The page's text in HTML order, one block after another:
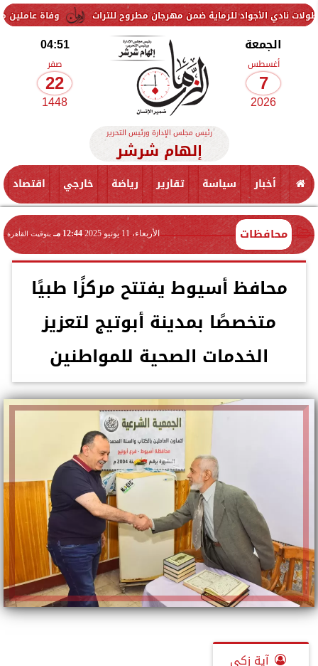
وفاة عاملين متأثرين للرماية ضمن مهرجان مطروح للتراث
الجمعة
أغسطس
7
2026
04:51
صفر
22
1448
رئيس مجلس الإدارة ورئيس التحرير
إلهام شرشر
أخبار سياسة تقارير رياضة خارجي اقتصاد
محافظات الأربعاء، 11 يونيو 2025 12:44 مـ بتوقيت القاهرة
محافظ أسيوط يفتتح مركزًا طبيًا
متخصصًا بمدينة أبوتيج لتعزيز
الخدمات الصحية للمواطنين
آية زكي